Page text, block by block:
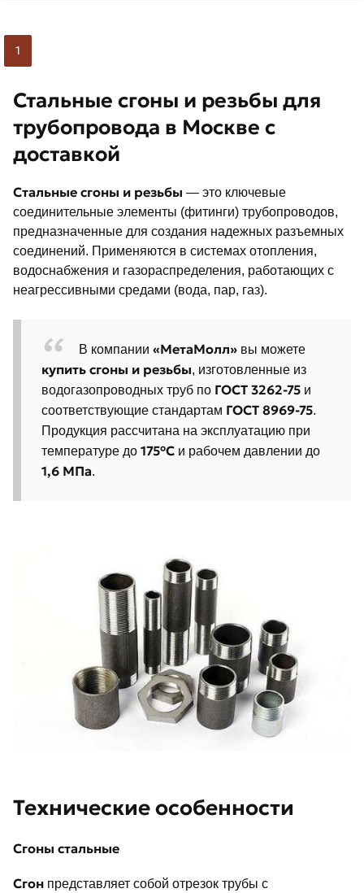
1
Стальные сгоны и резьбы для
трубопровода в Москве с
доставкой
Стальные сгоны и резьбы — это ключевые
соединительные элементы (фитинги) трубопроводов,
предназначенные для создания надежных разъемных
соединений. Применяются в системах отопления,
водоснабжения и газораспределения, работающих с
неагрессивными средами (вода, пар, газ).
В компании «МетаМолл» вы можете
купить сгоны и резьбы, изготовленные из
водогазопроводных труб по ГОСТ 3262-75 и
соответствующие стандартам ГОСТ 8969-75.
Продукция рассчитана на эксплуатацию при
температуре до 175°С и рабочем давлении до
1,6 МПа.
Технические особенности
Сгоны стальные
Сгон представляет собой отрезок трубы с